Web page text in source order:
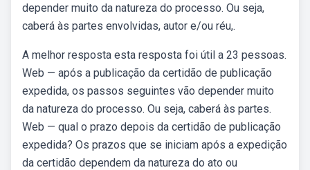
depender muito da natureza do processo. Ou seja,
caberá às partes envolvidas, autor e/ou réu,.
A melhor resposta esta resposta foi útil a 23 pessoas.
Web — após a publicação da certidão de publicação
expedida, os passos seguintes vão depender muito
da natureza do processo. Ou seja, caberá às partes.
Web — qual o prazo depois da certidão de publicação
expedida? Os prazos que se iniciam após a expedição
da certidão dependem da natureza do ato ou